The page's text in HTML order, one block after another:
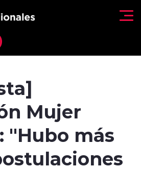
Mujer
"Hubo más